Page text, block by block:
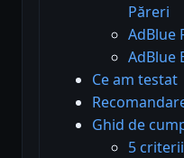
Păreri
AdBlue
AdBlue
Ce am testat
Ghid de
5